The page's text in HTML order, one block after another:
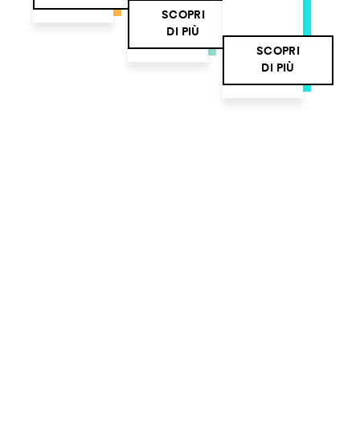
SCOPRI
DI PIÙ
SCOPRI
DI PIÙ